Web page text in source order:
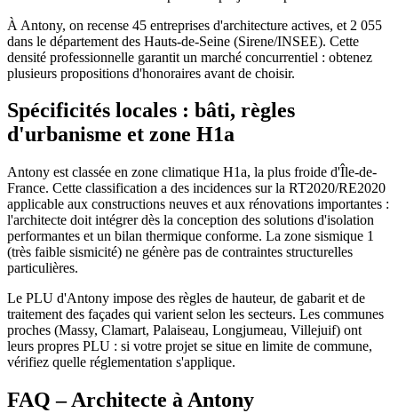
À Antony, on recense 45 entreprises d'architecture actives, et 2 055
dans le département des Hauts-de-Seine (Sirene/INSEE). Cette
densité professionnelle garantit un marché concurrentiel : obtenez
plusieurs propositions d'honoraires avant de choisir.
Spécificités locales : bâti, règles
d'urbanisme et zone H1a
Antony est classée en zone climatique H1a, la plus froide d'Île-de-
France. Cette classification a des incidences sur la RT2020/RE2020
applicable aux constructions neuves et aux rénovations importantes :
l'architecte doit intégrer dès la conception des solutions d'isolation
performantes et un bilan thermique conforme. La zone sismique 1
(très faible sismicité) ne génère pas de contraintes structurelles
particulières.
Le PLU d'Antony impose des règles de hauteur, de gabarit et de
traitement des façades qui varient selon les secteurs. Les communes
proches (Massy, Clamart, Palaiseau, Longjumeau, Villejuif) ont
leurs propres PLU : si votre projet se situe en limite de commune,
vérifiez quelle réglementation s'applique.
FAQ – Architecte à Antony